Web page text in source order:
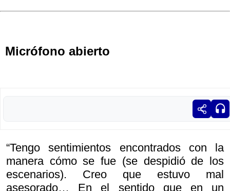
Micrófono abierto
“Tengo sentimientos encontrados con la
manera cómo se fue (se despidió de los
escenarios). Creo que estuvo mal
asesorado… En el sentido que en un